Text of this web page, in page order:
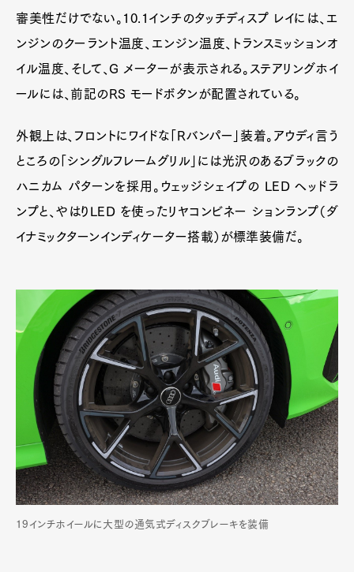
審美性だけでない。10.1インチのタッチディスプ レイには、エ
ンジンのクーラント温度、エンジン温度、トランスミッションオ
イル温度、そして、G メーターが表示される。ステアリングホイ
ールには、前記のRS モードボタンが配置されている。
外観上は、フロントにワイドな「Rバンパー」装着。アウディ言う
ところの「シングルフレームグリル」には光沢のあるブラックの
ハニカム パターンを採用。ウェッジシェイプの LED ヘッドラ
ンプと、やはりLED を使ったリヤコンビネー ションランプ（ダ
イナミックターンインディケーター搭載）が標準装備だ。
19インチホイールに大型の通気式ディスクブレーキを装備